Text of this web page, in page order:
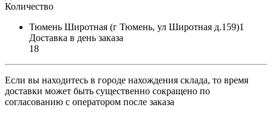
Количество
Тюмень Широтная (г Тюмень, ул Широтная д.159)1
Доставка в день заказа
18
Если вы находитесь в городе нахождения склада, то время
доставки может быть существенно сокращено по
согласованию с оператором после заказа